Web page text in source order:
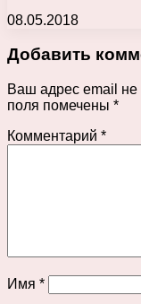
08.05.2018
Добавить
Ваш адрес email не
поля помечены *
Комментарий *
Имя *